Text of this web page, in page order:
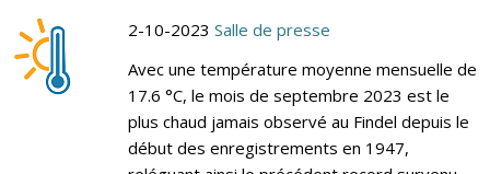
2-10-2023 Salle de presse
Avec une température moyenne mensuelle de
17.6 °C, le mois de septembre 2023 est le
plus chaud jamais observé au Findel depuis le
début des enregistrements en 1947,